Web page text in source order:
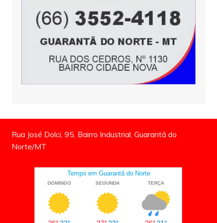
Rua José Dolci, 95, Bairro Industrial, Guarantã do
Norte/MT